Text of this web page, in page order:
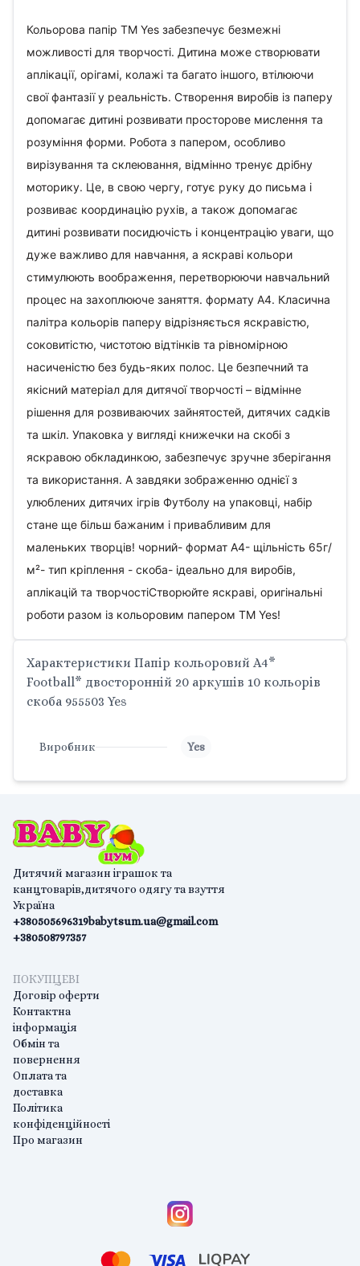
Кольорова папір ТМ Yes забезпечує безмежні
можливості для творчості. Дитина може створювати
аплікації, орігамі, колажі та багато іншого, втілюючи
свої фантазії у реальність. Створення виробів із паперу
допомагає дитині розвивати просторове мислення та
розуміння форми. Робота з папером, особливо
вирізування та склеювання, відмінно тренує дрібну
моторику. Це, в свою чергу, готує руку до письма і
розвиває координацію рухів, а також допомагає
дитині розвивати посидючість і концентрацію уваги, що
дуже важливо для навчання, а яскраві кольори
стимулюють воображення, перетворюючи навчальний
процес на захоплююче заняття. формату А4. Класична
палітра кольорів паперу відрізняється яскравістю,
соковитістю, чистотою відтінків та рівномірною
насиченістю без будь-яких полос. Це безпечний та
якісний матеріал для дитячої творчості – відмінне
рішення для розвиваючих зайнятостей, дитячих садків
та шкіл. Упаковка у вигляді книжечки на скобі з
яскравою обкладинкою, забезпечує зручне зберігання
та використання. А завдяки зображенню однієї з
улюблених дитячих ігрів Футболу на упаковці, набір
стане ще більш бажаним і привабливим для
маленьких творців! чорний- формат А4- щільність 65г/
м²- тип кріплення - скоба- ідеально для виробів,
аплікацій та творчостіСтворюйте яскраві, оригінальні
роботи разом із кольоровим папером ТМ Yes!
Характеристики Папір кольоровий А4*
Football* двосторонній 20 аркушів 10 кольорів
скоба 955503 Yes
Виробник Yes
Дитячий магазин іграшок та
канцтоварів,дитячого одягу та взуття
Україна
+380505696319
+380508797357
babytsum.ua@gmail.com
ПОКУПЦЕВІ
Договір оферти
Контактна
інформація
Обмін та
повернення
Оплата та
доставка
Політика
конфіденційності
Про магазин